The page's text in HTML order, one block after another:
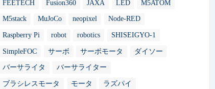
FEETECH Fusion360 JAXA LED M5ATOM
M5stack MuJoCo neopixel Node-RED
Raspberry Pi robot robotics SHISEIGYO-1
SimpleFOC サーボ サーボモータ ダイソー
バーサライタ バーサライター
ブラシレスモータ モータ ラズパイ